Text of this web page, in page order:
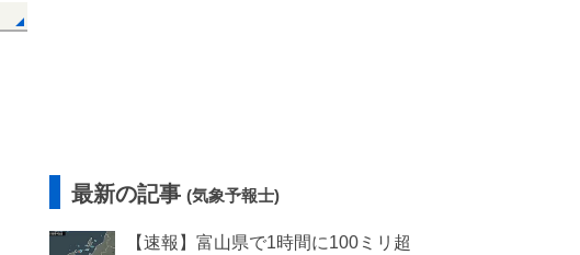
最新の記事 (気象予報士)
【速報】富山県で1時間に100ミリ超